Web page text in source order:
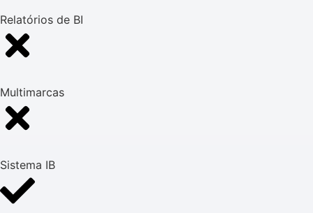
Relatórios de BI
Multimarcas
Sistema IB